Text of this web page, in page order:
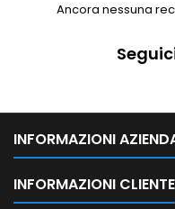
Ancora nessuna
INFORMAZIONI
INFORMAZIONI CLIENTE